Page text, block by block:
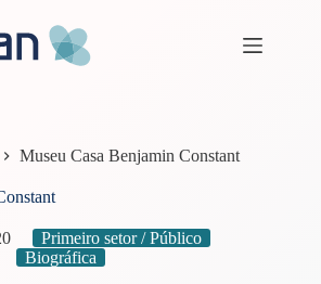
Museu Casa Benjamin Constant
Primeiro setor / Público
Biográfica